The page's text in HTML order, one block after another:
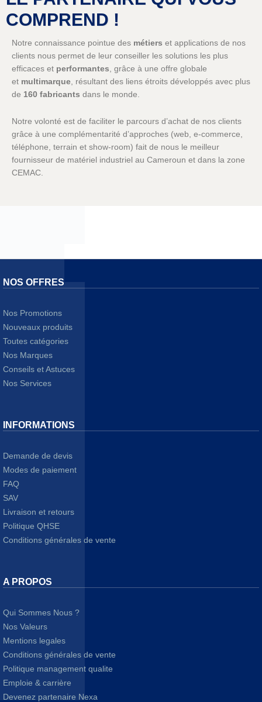
COMPREND !
Notre connaissance pointue des métiers et applications de nos
clients nous permet de leur conseiller les solutions les plus
efficaces et performantes , grâce à une offre globale
et multimarque , résultant des liens étroits développés avec plus
de 160 fabricants dans le monde.
Notre volonté est de faciliter le parcours d’achat de nos clients
grâce à une complémentarité d’approches (web, e-commerce,
téléphone, terrain et show-room) fait de nous le meilleur
fournisseur de matériel industriel au Cameroun et dans la zone
CEMAC.
NOS OFFRES
Nos Promotions
Nouveaux produits
Toutes catégories
Nos Marques
Conseils et Astuces
Nos Services
INFORMATIONS
Demande de devis
Modes de paiement
FAQ
SAV
Livraison et retours
Politique QHSE
Conditions générales de vente
A PROPOS
Qui Sommes Nous ?
Nos Valeurs
Mentions legales
Conditions générales de vente
Politique management qualite
Emploie & carrière
Devenez partenaire Nexa